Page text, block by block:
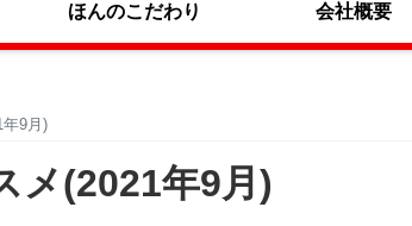
ほんのこだわり 会社概要
年9月)
メ(2021年9月)